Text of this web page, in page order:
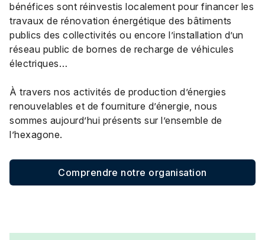
bénéfices sont réinvestis localement pour financer les
travaux de rénovation énergétique des bâtiments
publics des collectivités ou encore l’installation d’un
réseau public de bornes de recharge de véhicules
électriques…
À travers nos activités de production d’énergies
renouvelables et de fourniture d’énergie, nous
sommes aujourd’hui présents sur l’ensemble de
l’hexagone.
Comprendre notre organisation